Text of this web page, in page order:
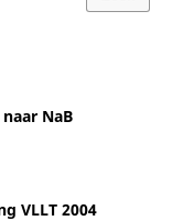
NaB
VLLT 2004